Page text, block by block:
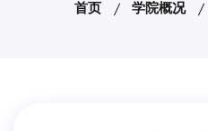
首页 学院概况